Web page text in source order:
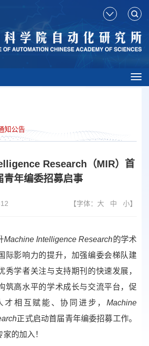
知公告
Research（MIR）首
青年编委招募启事
【字体： 大 中 小】
Machine Intelligence Research的学术
际影响力的提升，加强编委会梯队建
秀学者关注与支持期刊的快速发展，
筑高水平的学术成长与交流平台，促
才相互赋能、协同进步， Machine
正式启动首届青年编委招募工作。
的加入！